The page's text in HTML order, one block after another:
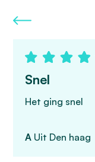
Snel
Het ging snel
A Uit Den haag